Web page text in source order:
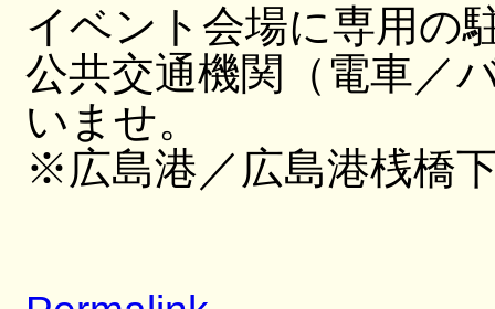
イベント会場に専用の
公共交通機関（電車／
いませ。
※広島港／広島港桟橋